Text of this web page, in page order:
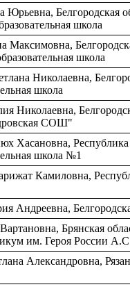
Юрьевна, Белгородская
школа
Максимовна,
школа
Николаевна,
школа
Николаевна,
СОШ"
Хасановна,
школа №1
Камиловна,
Андреевна,
Брянская
им. Героя России
Александровна,